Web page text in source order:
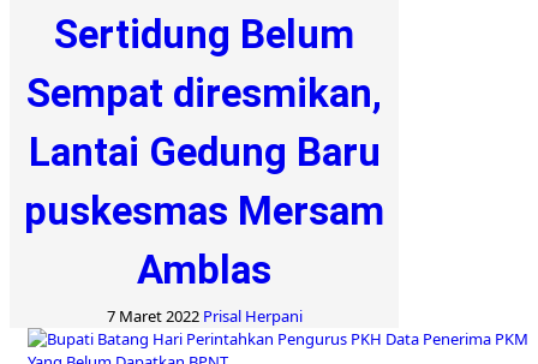
Sertidung Belum
Sempat diresmikan,
Lantai Gedung Baru
puskesmas Mersam
Amblas
7 Maret 2022 Prisal Herpani